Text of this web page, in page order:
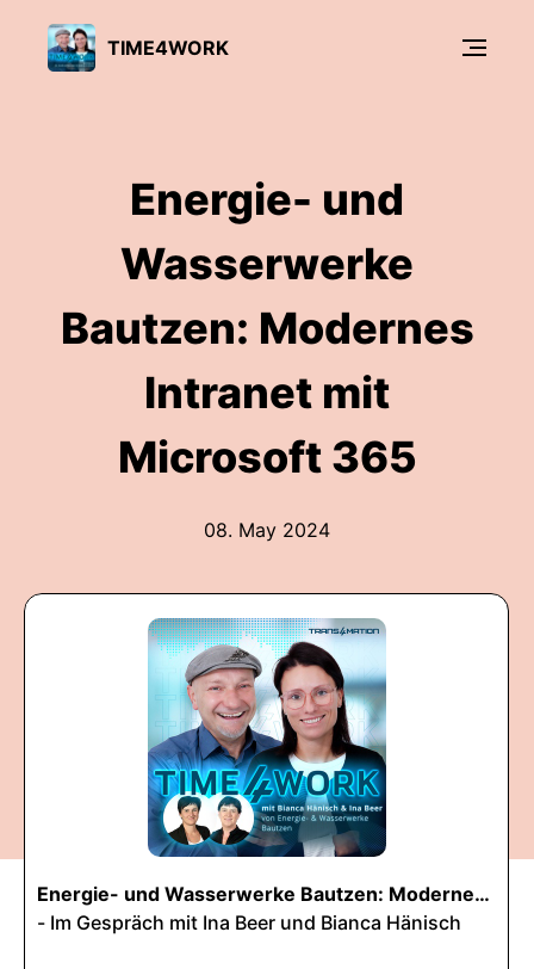
TIME4WORK
Energie- und
Wasserwerke
Bautzen: Modernes
Intranet mit
Microsoft 365
08. May 2024